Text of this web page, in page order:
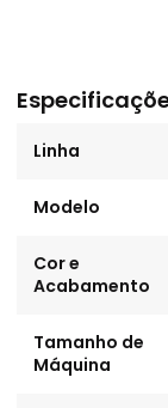
Linha
Modelo
Cor e
Acabamento
Tamanho de
Máquina